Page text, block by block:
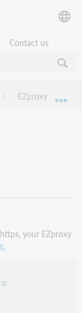
Contact us
EZproxy
your EZproxy